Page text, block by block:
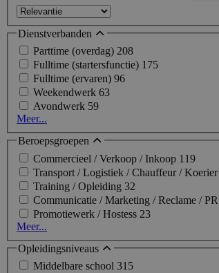
Dienstverbanden
Parttime (overdag) 208
Fulltime (startersfunctie) 175
Fulltime (ervaren) 96
Weekendwerk 63
Avondwerk 59
Meer...
Beroepsgroepen
Commercieel / Verkoop / Inkoop 119
Transport / Logistiek / Chauffeur / Koerier
Training / Opleiding 32
Communicatie / Marketing / Reclame / PR
Promotiewerk / Hostess 23
Meer...
Opleidingsniveaus
Middelbare school 315